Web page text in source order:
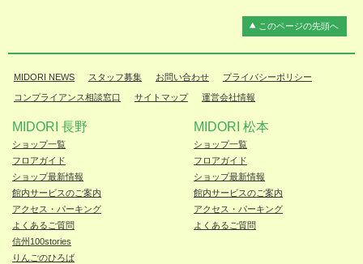
このページの先頭へ
MIDORI NEWS スタッフ募集 お問い合わせ プライバシーポリシー
コンプライアンス相談窓口 サイトマップ 運営会社情報
MIDORI 長野
ショップ一覧
フロアガイド
ショップ最新情報
館内サービスのご案内
アクセス・パーキング
よくあるご質問
信州100stories
りんごのひろば
MIDORI 松本
ショップ一覧
フロアガイド
ショップ最新情報
館内サービスのご案内
アクセス・パーキング
よくあるご質問